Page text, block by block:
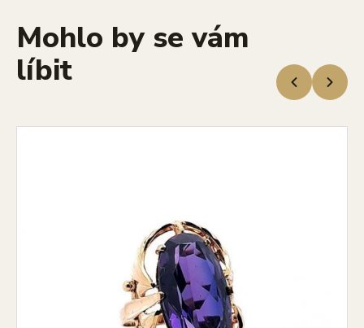
Mohlo by se vám
líbit